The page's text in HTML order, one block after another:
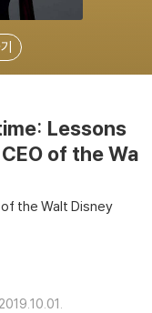
Lessons
of the Wa
the Walt Disney
2019.10.01.